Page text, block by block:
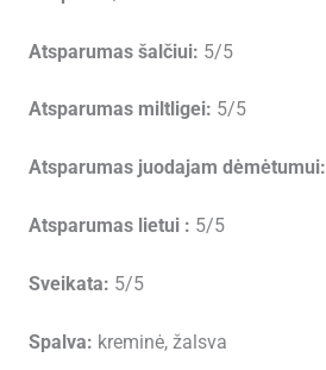
Atsparumas šalčiui: 5/5
Atsparumas miltligei: 5/5
Atsparumas juodajam dėmėtumui:
Atsparumas lietui : 5/5
Sveikata: 5/5
Spalva: kreminė, žalsva